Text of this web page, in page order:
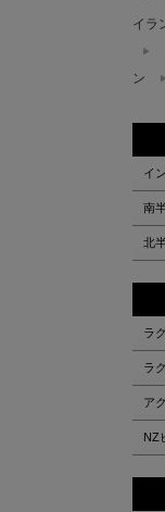
イラ
ン
イ
南
北
ラ
ラ
ア
NZ